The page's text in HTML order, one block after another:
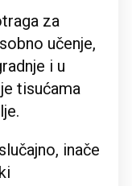
za
učenje,
i u
tisućama
inače